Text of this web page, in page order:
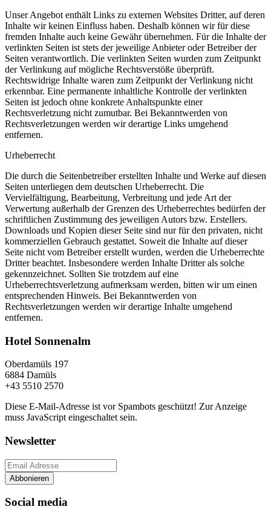
Unser Angebot enthält Links zu externen Websites Dritter, auf deren
Inhalte wir keinen Einfluss haben. Deshalb können wir für diese
fremden Inhalte auch keine Gewähr übernehmen. Für die Inhalte der
verlinkten Seiten ist stets der jeweilige Anbieter oder Betreiber der
Seiten verantwortlich. Die verlinkten Seiten wurden zum Zeitpunkt
der Verlinkung auf mögliche Rechtsverstöße überprüft.
Rechtswidrige Inhalte waren zum Zeitpunkt der Verlinkung nicht
erkennbar. Eine permanente inhaltliche Kontrolle der verlinkten
Seiten ist jedoch ohne konkrete Anhaltspunkte einer
Rechtsverletzung nicht zumutbar. Bei Bekanntwerden von
Rechtsverletzungen werden wir derartige Links umgehend
entfernen.
Urheberrecht
Die durch die Seitenbetreiber erstellten Inhalte und Werke auf diesen
Seiten unterliegen dem deutschen Urheberrecht. Die
Vervielfältigung, Bearbeitung, Verbreitung und jede Art der
Verwertung außerhalb der Grenzen des Urheberrechtes bedürfen der
schriftlichen Zustimmung des jeweiligen Autors bzw. Erstellers.
Downloads und Kopien dieser Seite sind nur für den privaten, nicht
kommerziellen Gebrauch gestattet. Soweit die Inhalte auf dieser
Seite nicht vom Betreiber erstellt wurden, werden die Urheberrechte
Dritter beachtet. Insbesondere werden Inhalte Dritter als solche
gekennzeichnet. Sollten Sie trotzdem auf eine
Urheberrechtsverletzung aufmerksam werden, bitten wir um einen
entsprechenden Hinweis. Bei Bekanntwerden von
Rechtsverletzungen werden wir derartige Inhalte umgehend
entfernen.
Hotel Sonnenalm
Oberdamüls 197
6884 Damüls
+43 5510 2570
Diese E-Mail-Adresse ist vor Spambots geschützt! Zur Anzeige
muss JavaScript eingeschaltet sein.
Newsletter
Abbonieren
Social media